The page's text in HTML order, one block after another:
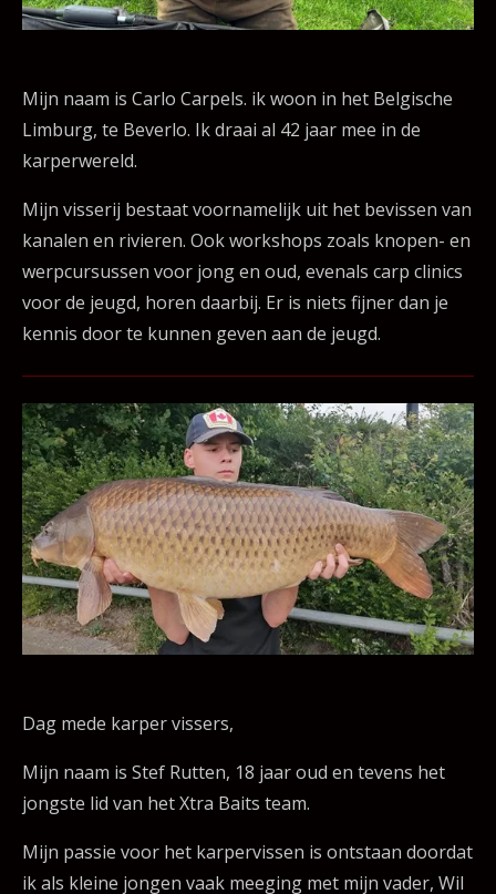
Mijn naam is Carlo Carpels. ik woon in het Belgische
Limburg, te Beverlo. Ik draai al 42 jaar mee in de
karperwereld.
Mijn visserij bestaat voornamelijk uit het bevissen van
kanalen en rivieren. Ook workshops zoals knopen- en
werpcursussen voor jong en oud, evenals carp clinics
voor de jeugd, horen daarbij. Er is niets fijner dan je
kennis door te kunnen geven aan de jeugd.
Dag mede karper vissers,
Mijn naam is Stef Rutten, 18 jaar oud en tevens het
jongste lid van het Xtra Baits team.
Mijn passie voor het karpervissen is ontstaan doordat
ik als kleine jongen vaak meeging met mijn vader, Wil